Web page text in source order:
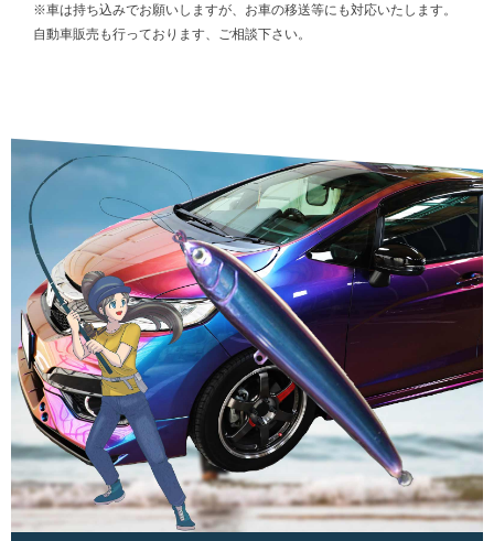
※車は持ち込みでお願いしますが、お車の移送等にも対応いたします。
自動車販売も行っております、ご相談下さい。